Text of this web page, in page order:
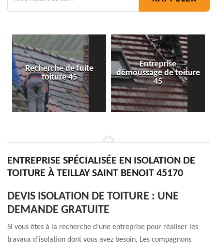
Entreprise
démoussage de toiture
45
Isolation toiture 45
ENTREPRISE SPÉCIALISÉE EN ISOLATION DE
TOITURE À TEILLAY SAINT BENOIT 45170
DEVIS ISOLATION DE TOITURE : UNE
DEMANDE GRATUITE
Si vous êtes à la recherche d’une entreprise pour réaliser les
travaux d’isolation dont vous avez besoin, Les compagnons